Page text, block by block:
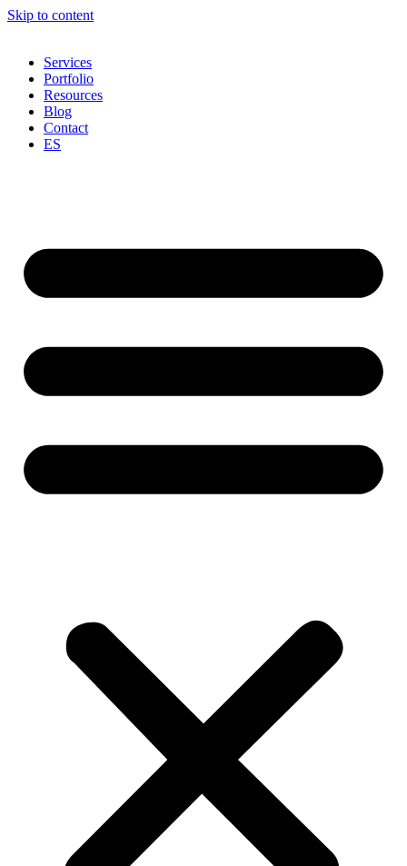
Skip to content
Services
Portfolio
Resources
Blog
Contact
ES